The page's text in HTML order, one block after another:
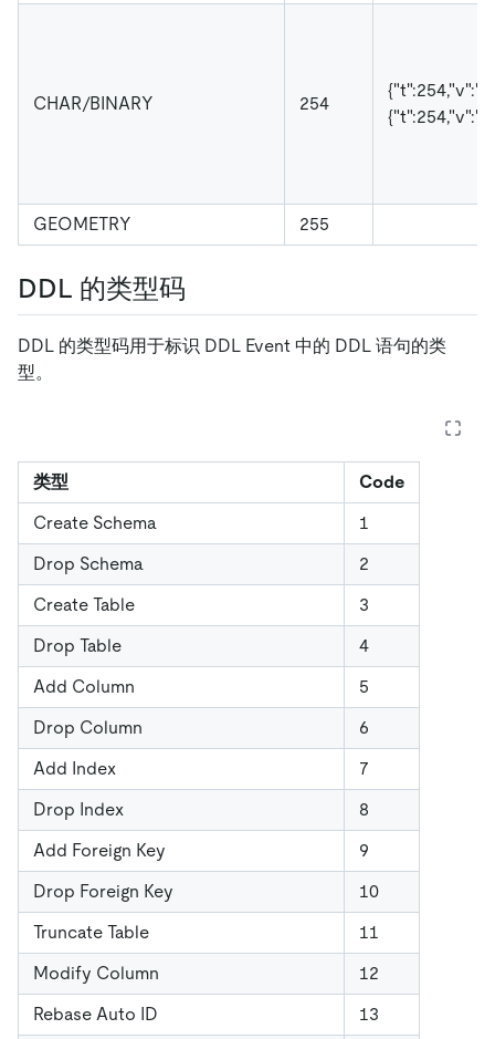
CHAR/BINARY 254
{"t":254,"v":"
{"t":254,"v":"
GEOMETRY 255
DDL 的类型码
DDL 的类型码用于标识 DDL Event 中的 DDL 语句的类
型。
类型
Code
Create Schema
1
Drop Schema
2
Create Table
3
Drop Table
4
Add Column
5
Drop Column
6
Add Index
7
Drop Index
8
Add Foreign Key
9
Drop Foreign Key
10
Truncate Table
11
Modify Column
12
Rebase Auto ID
13